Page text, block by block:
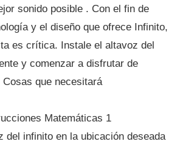
sonido posible . Con el fin de
y el diseño que ofrece Infinito,
es crítica. Instale el altavoz del
y comenzar a disfrutar de
que necesitará
Matemáticas 1
del infinito en la ubicación deseada